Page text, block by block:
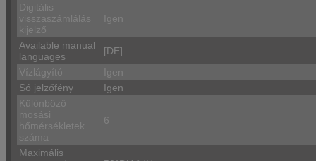
Digitális
visszaszámlálás
kijelző
Igen
Available manual
languages
[DE]
Vízlágyító
Igen
Só jelzőfény
Igen
Különböző
mosási
hőmérsékletek
száma
6
Maximális